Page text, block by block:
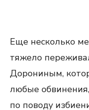
Еще несколько
тяжело
Дорониным,
любые
по поводу